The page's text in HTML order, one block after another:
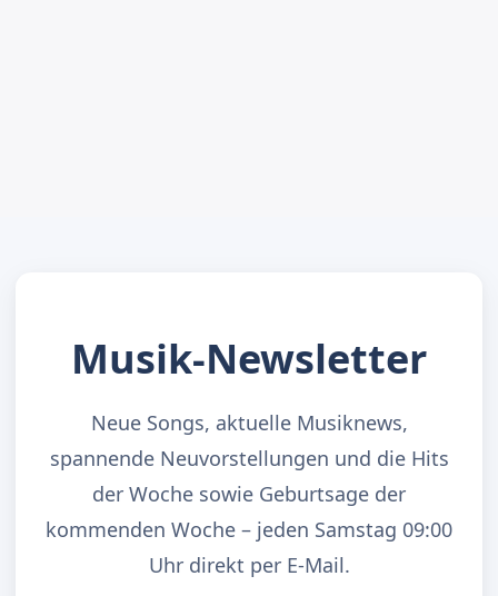
Musik-Newsletter
Neue Songs, aktuelle Musiknews,
spannende Neuvorstellungen und die Hits
der Woche sowie Geburtsage der
kommenden Woche – jeden Samstag 09:00
Uhr direkt per E-Mail.